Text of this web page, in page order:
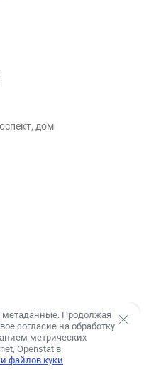
дом
метаданные. Продолжая
согласие на обработку
метрических
Openstat в
файлов куки